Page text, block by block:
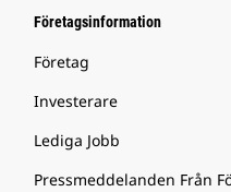
Företagsinformation
Företag
Investerare
Lediga Jobb
Pressmeddelanden Från